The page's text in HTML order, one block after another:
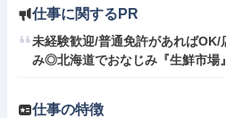
仕事に関するPR
未経験歓迎/普通免許があればOK/
み◎北海道でおなじみ『生鮮市場
仕事の特徴